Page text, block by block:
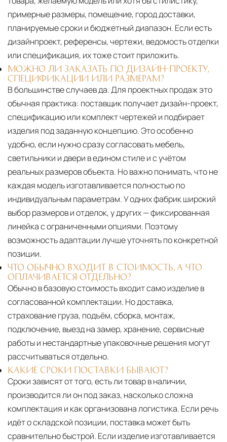
примерные размеры, помещение, город доставки,
планируемые сроки и бюджетный диапазон. Если есть
дизайнпроект, референсы, чертежи, ведомость отделки
или спецификация, их тоже стоит приложить.
МОЖНО ЛИ ЗАКАЗАТЬ ПО ДИЗАЙН-ПРОЕКТУ,
СПЕЦИФИКАЦИИ ИЛИ РАЗМЕРАМ?
В большинстве случаев да. Для проектных продаж это
обычная практика: поставщик получает дизайн-проект,
спецификацию или комплект чертежей и подбирает
изделия под заданную концепцию. Это особенно
удобно, если нужно сразу согласовать мебель,
светильники и двери в едином стиле и с учётом
реальных размеров объекта. Но важно понимать, что не
каждая модель изготавливается полностью по
индивидуальным параметрам. У одних фабрик широкий
выбор размеров и отделок, у других — фиксированная
линейка с ограниченными опциями. Поэтому
возможность адаптации лучше уточнять по конкретной
позиции.
ЧТО ОБЫЧНО ВХОДИТ В СТОИМОСТЬ, А ЧТО
ОПЛАЧИВАЕТСЯ ОТДЕЛЬНО?
Обычно в базовую стоимость входит само изделие в
согласованной комплектации. Но доставка,
страхование груза, подъём, сборка, монтаж,
подключение, выезд на замер, хранение, сервисные
работы и нестандартные упаковочные решения могут
рассчитываться отдельно.
КАКИЕ СРОКИ ПОСТАВКИ БЫВАЮТ?
Сроки зависят от того, есть ли товар в наличии,
производится ли он под заказ, насколько сложна
комплектация и как организована логистика. Если речь
идёт о складской позиции, поставка может быть
сравнительно быстрой. Если изделие изготавливается